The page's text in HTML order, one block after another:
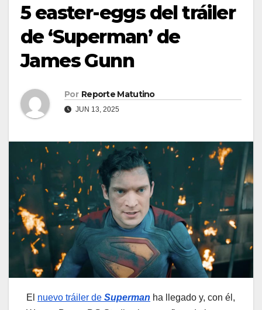
5 easter-eggs del tráiler
de ‘Superman’ de
James Gunn
Por Reporte Matutino
JUN 13, 2025
El nuevo tráiler de Superman ha llegado y, con él,